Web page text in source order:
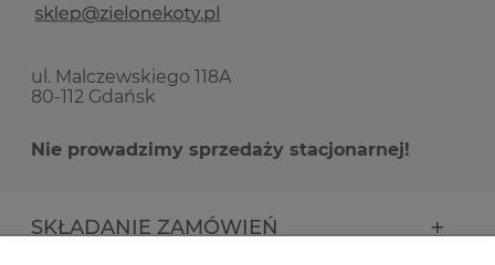
ul. Malczewskiego 118A
80-112 Gdańsk
Nie prowadzimy sprzedaży stacjonarnej!
SKŁADANIE ZAMÓWIEŃ